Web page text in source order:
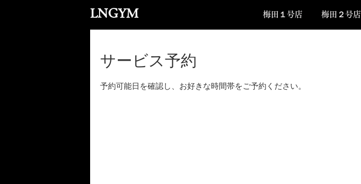
LNGYM 梅田１号店 梅田２号店
サービス予約
予約可能日を確認し、お好きな時間帯をご予約ください。